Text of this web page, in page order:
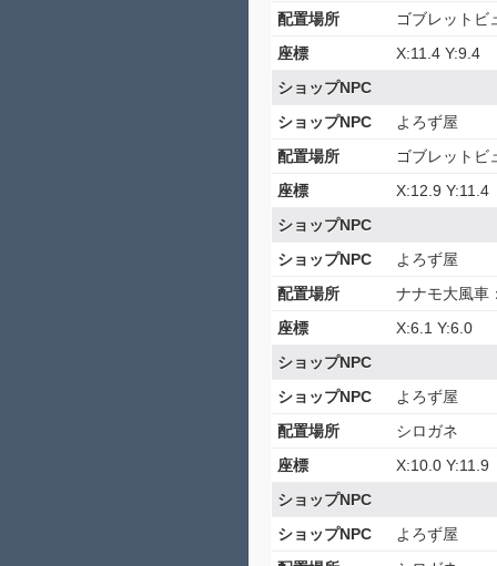
配置場所
ゴブレットビ
座標
X:11.4 Y:9.4
ショップNPC
ショップNPC
よろず屋
配置場所
ゴブレットビ
座標
X:12.9 Y:11.4
ショップNPC
ショップNPC
よろず屋
配置場所
ナナモ大風車
座標
X:6.1 Y:6.0
ショップNPC
ショップNPC
よろず屋
配置場所
シロガネ
座標
X:10.0 Y:11.9
ショップNPC
ショップNPC
よろず屋